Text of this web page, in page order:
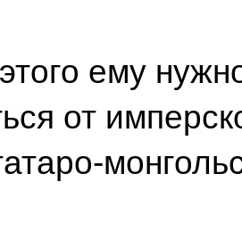
ему
от